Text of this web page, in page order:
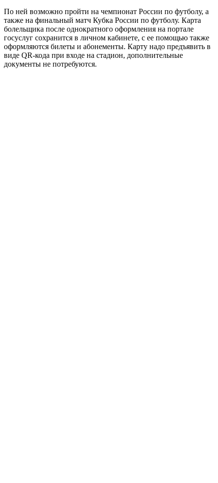
По ней возможно пройти на чемпионат России по футболу, а
также на финальный матч Кубка России по футболу. Карта
болельщика после однократного оформления на портале
госуслуг сохранится в личном кабинете, с ее помощью также
оформляются билеты и абонементы. Карту надо предъявить в
виде QR-кода при входе на стадион, дополнительные
документы не потребуются.